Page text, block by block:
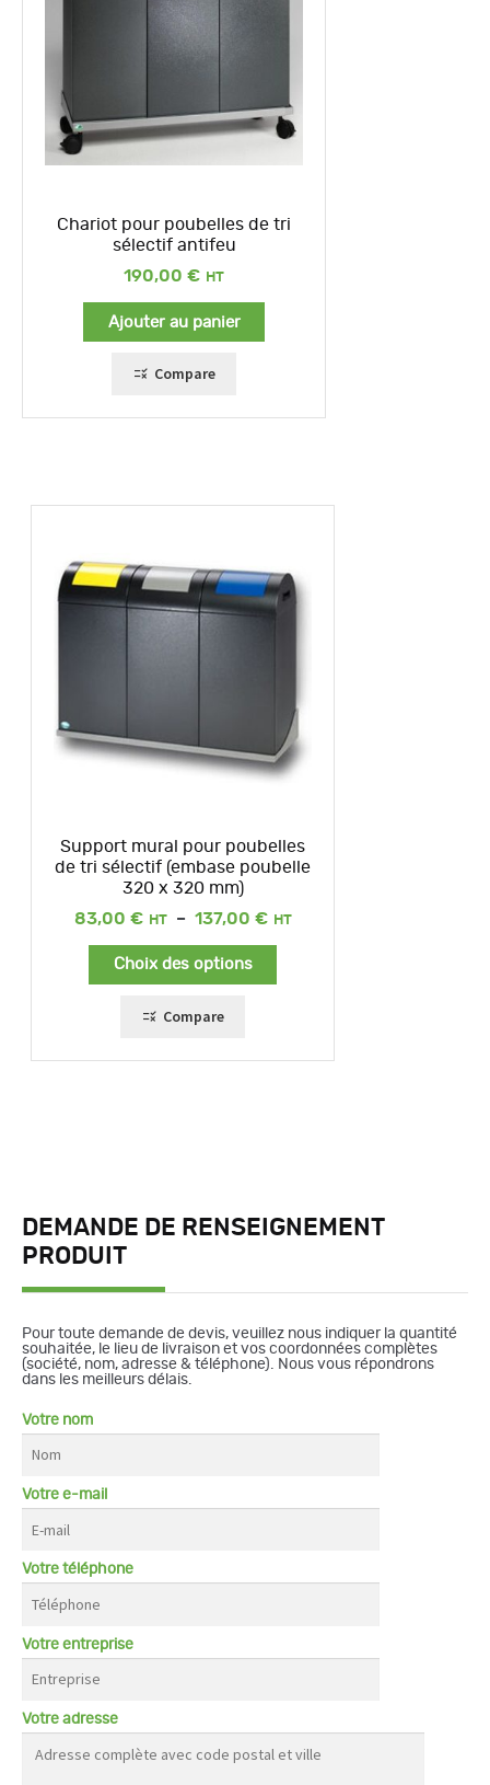
Chariot pour poubelles de tri
sélectif antifeu
190,00 €
Ajouter au panier
Compare
Support mural pour poubelles
de tri sélectif (embase poubelle
320 x 320 mm)
83,00 € – 137,00 €
Plage
Choix des options
Compare
DEMANDE DE RENSEIGNEMENT
PRODUIT
Pour toute demande de devis, veuillez nous indiquer la quantité
souhaitée, le lieu de livraison et vos coordonnées complètes
(société, nom, adresse & téléphone). Nous vous répondrons
dans les meilleurs délais.
Votre nom
Votre e-mail
Votre téléphone
Votre entreprise
Votre adresse